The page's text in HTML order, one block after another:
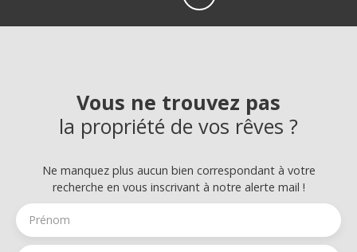
Vous ne trouvez pas
la propriété de vos rêves ?
Ne manquez plus aucun bien correspondant à votre
recherche en vous inscrivant à notre alerte mail !
Prénom